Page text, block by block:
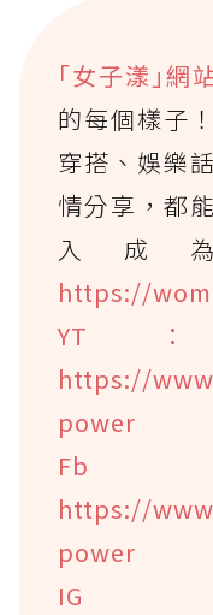
｢女子漾｣網
的每個樣子
穿搭、娛樂
情分享，都
入成
https://
YT
https://
power
https://
power